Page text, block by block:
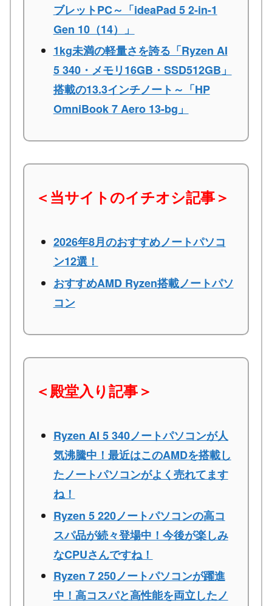
ブレットPC～「ideaPad 5 2-in-1
Gen 10（14）」
1kg未満の軽量さを誇る「Ryzen AI
5 340・メモリ16GB・SSD512GB」
搭載の13.3インチノート～「HP
OmniBook 7 Aero 13-bg」
＜当サイトのイチオシ記事＞
2026年8月のおすすめノートパソコ
ン12選！
おすすめAMD Ryzen搭載ノートパソ
コン
＜殿堂入り記事＞
Ryzen AI 5 340ノートパソコンが人
気沸騰中！最近はこのAMDを搭載し
たノートパソコンがよく売れてます
ね！
Ryzen 5 220ノートパソコンの高コ
スパ品が続々登場中！今後が楽しみ
なCPUさんですね！
Ryzen 7 250ノートパソコンが躍進
中！高コスパと高性能を両立したノ